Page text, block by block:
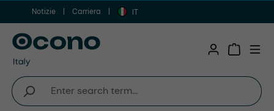
Vai al contenuto principale
Notizie Carriera IT